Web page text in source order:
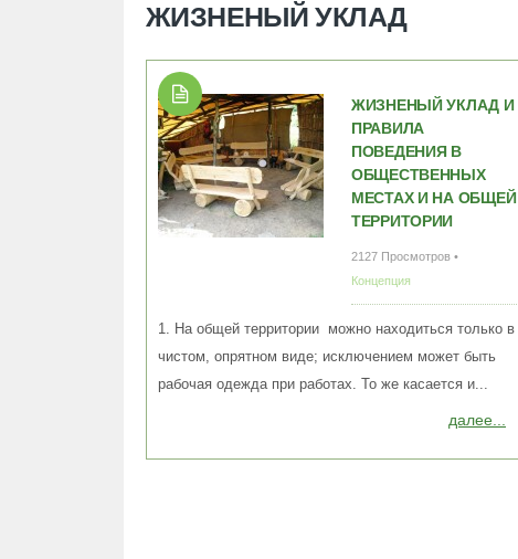
ЖИЗНЕНЫЙ УКЛАД
ЖИЗНЕНЫЙ УКЛАД И
ПРАВИЛА
ПОВЕДЕНИЯ В
ОБЩЕСТВЕННЫХ
МЕСТАХ И НА ОБЩЕЙ
ТЕРРИТОРИИ
2127 Просмотров •
Концепция
далее...
1. На общей территории можно находиться только в
чистом, опрятном виде; исключением может быть
рабочая одежда при работах. То же касается и...